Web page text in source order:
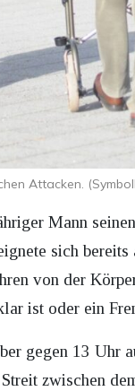
Attacken.
Mann
sich
von der
ist oder ein
gegen 13 Uhr
zwischen